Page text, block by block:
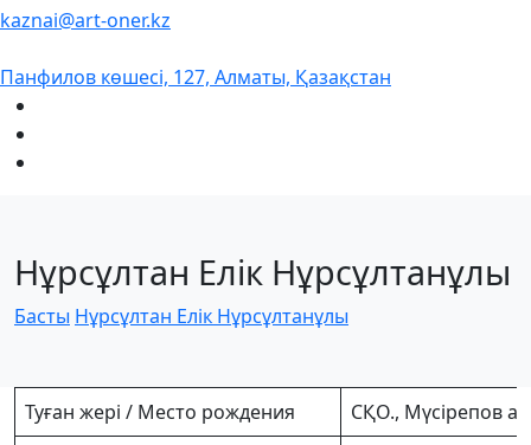
kaznai@art-oner.kz
Панфилов көшесі, 127, Алматы, Қазақстан
Нұрсұлтан Елік Нұрсұлтанұлы
Басты Нұрсұлтан Елік Нұрсұлтанұлы
Туған жері / Место рождения
СҚО., Мүсірепов